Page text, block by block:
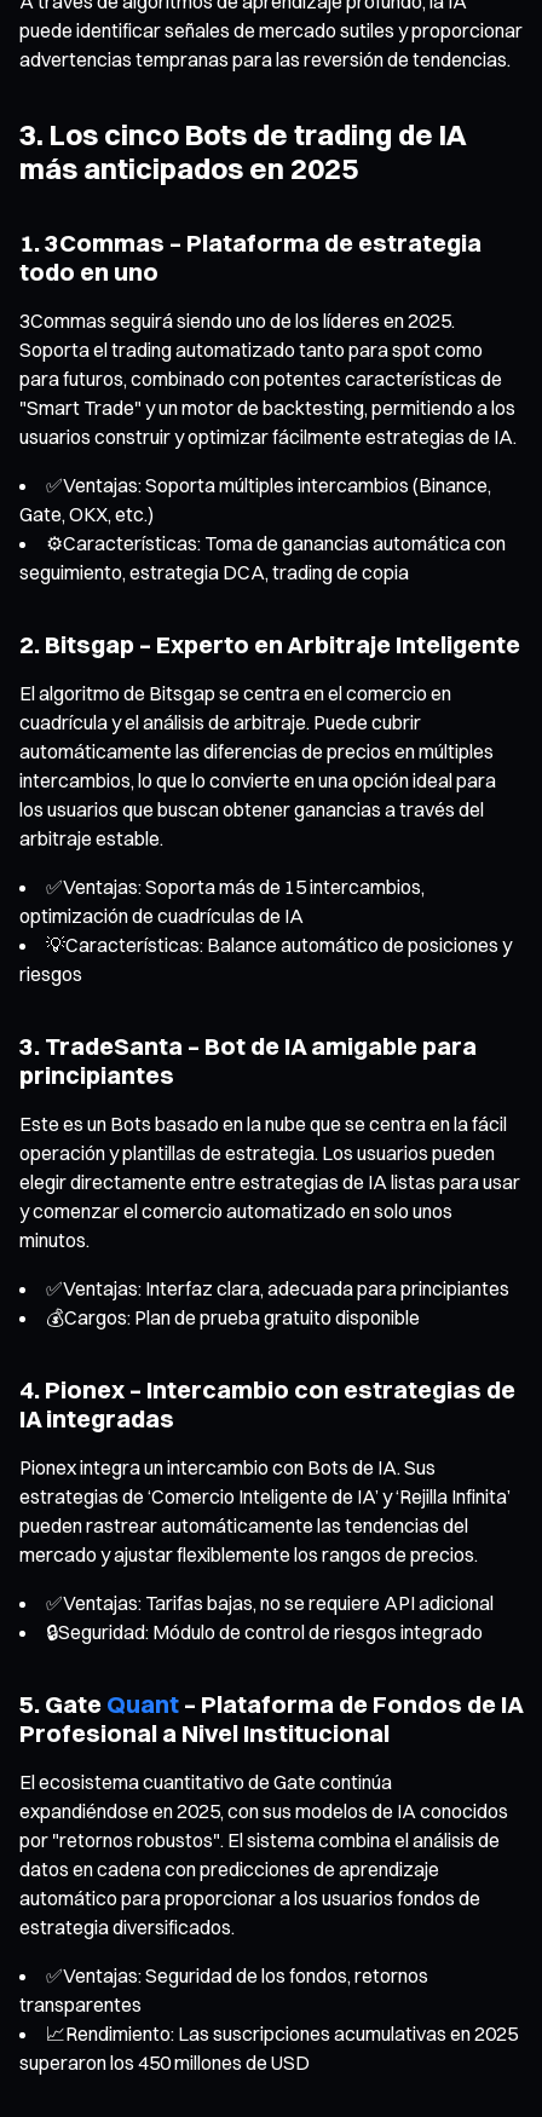
puede identificar señales de mercado sutiles y proporcionar
advertencias tempranas para las reversión de tendencias.
3. Los cinco Bots de trading de IA
más anticipados en 2025
1. 3Commas – Plataforma de estrategia
todo en uno
3Commas seguirá siendo uno de los líderes en 2025.
Soporta el trading automatizado tanto para spot como
para futuros, combinado con potentes características de
"Smart Trade" y un motor de backtesting, permitiendo a los
usuarios construir y optimizar fácilmente estrategias de IA.
✅Ventajas: Soporta múltiples intercambios (Binance,
Gate, OKX, etc.)
⚙️Características: Toma de ganancias automática con
seguimiento, estrategia DCA, trading de copia
2. Bitsgap – Experto en Arbitraje Inteligente
El algoritmo de Bitsgap se centra en el comercio en
cuadrícula y el análisis de arbitraje. Puede cubrir
automáticamente las diferencias de precios en múltiples
intercambios, lo que lo convierte en una opción ideal para
los usuarios que buscan obtener ganancias a través del
arbitraje estable.
✅Ventajas: Soporta más de 15 intercambios,
optimización de cuadrículas de IA
💡Características: Balance automático de posiciones y
riesgos
3. TradeSanta – Bot de IA amigable para
principiantes
Este es un Bots basado en la nube que se centra en la fácil
operación y plantillas de estrategia. Los usuarios pueden
elegir directamente entre estrategias de IA listas para usar
y comenzar el comercio automatizado en solo unos
minutos.
✅Ventajas: Interfaz clara, adecuada para principiantes
💰Cargos: Plan de prueba gratuito disponible
4. Pionex – Intercambio con estrategias de
IA integradas
Pionex integra un intercambio con Bots de IA. Sus
estrategias de ‘Comercio Inteligente de IA’ y ‘Rejilla Infinita’
pueden rastrear automáticamente las tendencias del
mercado y ajustar flexiblemente los rangos de precios.
✅Ventajas: Tarifas bajas, no se requiere API adicional
🔒Seguridad: Módulo de control de riesgos integrado
5. Gate Quant – Plataforma de Fondos de IA
Profesional a Nivel Institucional
El ecosistema cuantitativo de Gate continúa
expandiéndose en 2025, con sus modelos de IA conocidos
por "retornos robustos". El sistema combina el análisis de
datos en cadena con predicciones de aprendizaje
automático para proporcionar a los usuarios fondos de
estrategia diversificados.
✅Ventajas: Seguridad de los fondos, retornos
transparentes
📈Rendimiento: Las suscripciones acumulativas en 2025
superaron los 450 millones de USD